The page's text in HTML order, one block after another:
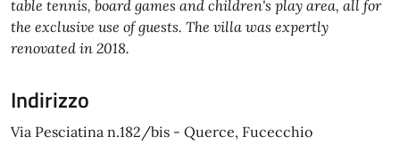
table tennis, board games and children's play area, all for
the exclusive use of guests. The villa was expertly
renovated in 2018.
Indirizzo
Via Pesciatina n.182/bis - Querce, Fucecchio